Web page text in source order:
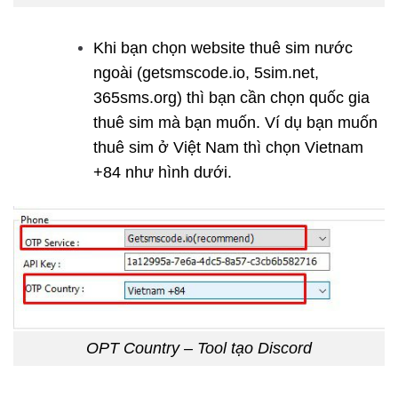
Khi bạn chọn website thuê sim nước
ngoài (getsmscode.io, 5sim.net,
365sms.org) thì bạn cần chọn quốc gia
thuê sim mà bạn muốn. Ví dụ bạn muốn
thuê sim ở Việt Nam thì chọn Vietnam
+84 như hình dưới.
OPT Country – Tool tạo Discord